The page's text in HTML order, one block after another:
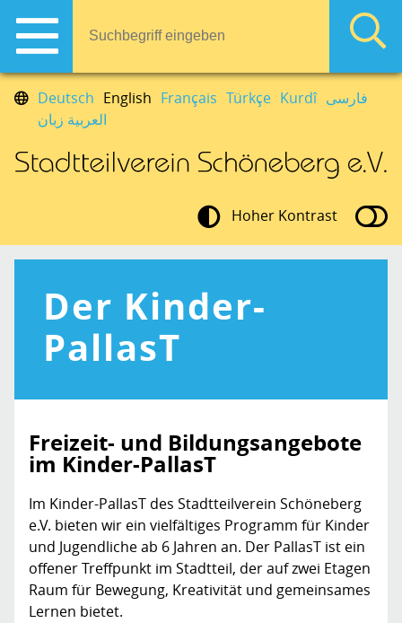
Deutsch English Français Türkçe Kurdî فارسی
العربية زبان
Hoher Kontrast
Der Kinder-
PallasT
Freizeit- und Bildungsangebote
im Kinder-PallasT
Im Kinder-PallasT des Stadtteilverein Schöneberg
e.V. bieten wir ein vielfältiges Programm für Kinder
und Jugendliche ab 6 Jahren an. Der PallasT ist ein
offener Treffpunkt im Stadtteil, der auf zwei Etagen
Raum für Bewegung, Kreativität und gemeinsames
Lernen bietet.